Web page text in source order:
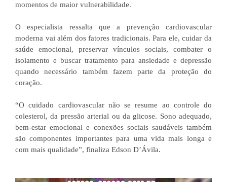
momentos de maior vulnerabilidade.
O especialista ressalta que a prevenção cardiovascular
moderna vai além dos fatores tradicionais. Para ele, cuidar da
saúde emocional, preservar vínculos sociais, combater o
isolamento e buscar tratamento para ansiedade e depressão
quando necessário também fazem parte da proteção do
coração.
“O cuidado cardiovascular não se resume ao controle do
colesterol, da pressão arterial ou da glicose. Sono adequado,
bem-estar emocional e conexões sociais saudáveis também
são componentes importantes para uma vida mais longa e
com mais qualidade”, finaliza Edson D’Ávila.